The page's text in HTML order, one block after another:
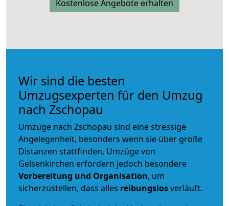
Kostenlose Angebote erhalten
Wir sind die besten
Umzugsexperten für den Umzug
nach Zschopau
Umzüge nach Zschopau sind eine stressige
Angelegenheit, besonders wenn sie über große
Distanzen stattfinden. Umzüge von
Gelsenkirchen erfordern jedoch besondere
Vorbereitung und Organisation, um
sicherzustellen, dass alles reibungslosverläuft.